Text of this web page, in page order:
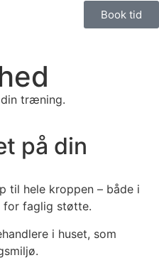
Book tid
træning.
på din
til hele kroppen – både i
for faglig støtte.
i huset, som